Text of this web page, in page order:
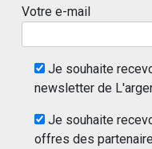
Votre e-mail
Je souhaite
newsletter de
Je souhaite
offres des